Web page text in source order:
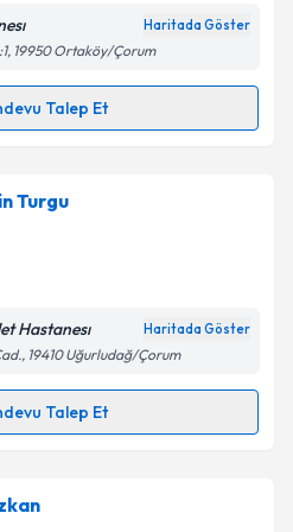
işlenmesine ilişkinAydınlatma
kabul ediyorum.
Haritada Göster
19950 Ortaköy/Çorum
Talep Et
Talebi
için randevu takvimi talebi
randevu almanız için bir
e-posta ile bilgilendireceğiz.
işlenmesine ilişkin
kişisel verilerimin belirtilen
Turgu
Hastanesı Haritada Göster
19410 Uğurludağ/Çorum
Talep Et
Talebi
için randevu takvimi talebi
randevu almanız için bir